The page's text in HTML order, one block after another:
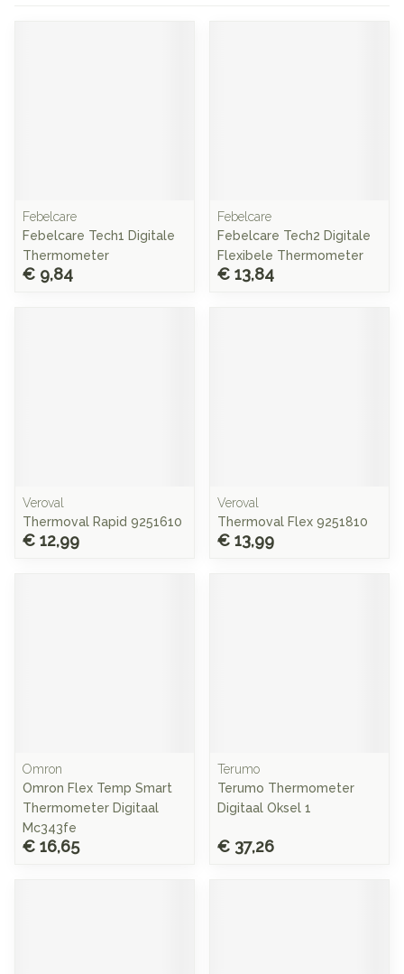
Febelcare
Febelcare Tech1 Digitale
Thermometer
€ 9,84
Febelcare
Febelcare Tech2 Digitale
Flexibele Thermometer
€ 13,84
Veroval
Thermoval Rapid 9251610
€ 12,99
Veroval
Thermoval Flex 9251810
€ 13,99
Omron
Omron Flex Temp Smart
Thermometer Digitaal
Mc343fe
€ 16,65
Terumo
Terumo Thermometer
Digitaal Oksel 1
€ 37,26